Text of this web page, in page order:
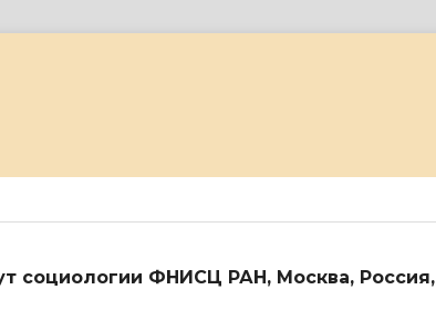
социологии ФНИСЦ РАН, Москва, Россия,